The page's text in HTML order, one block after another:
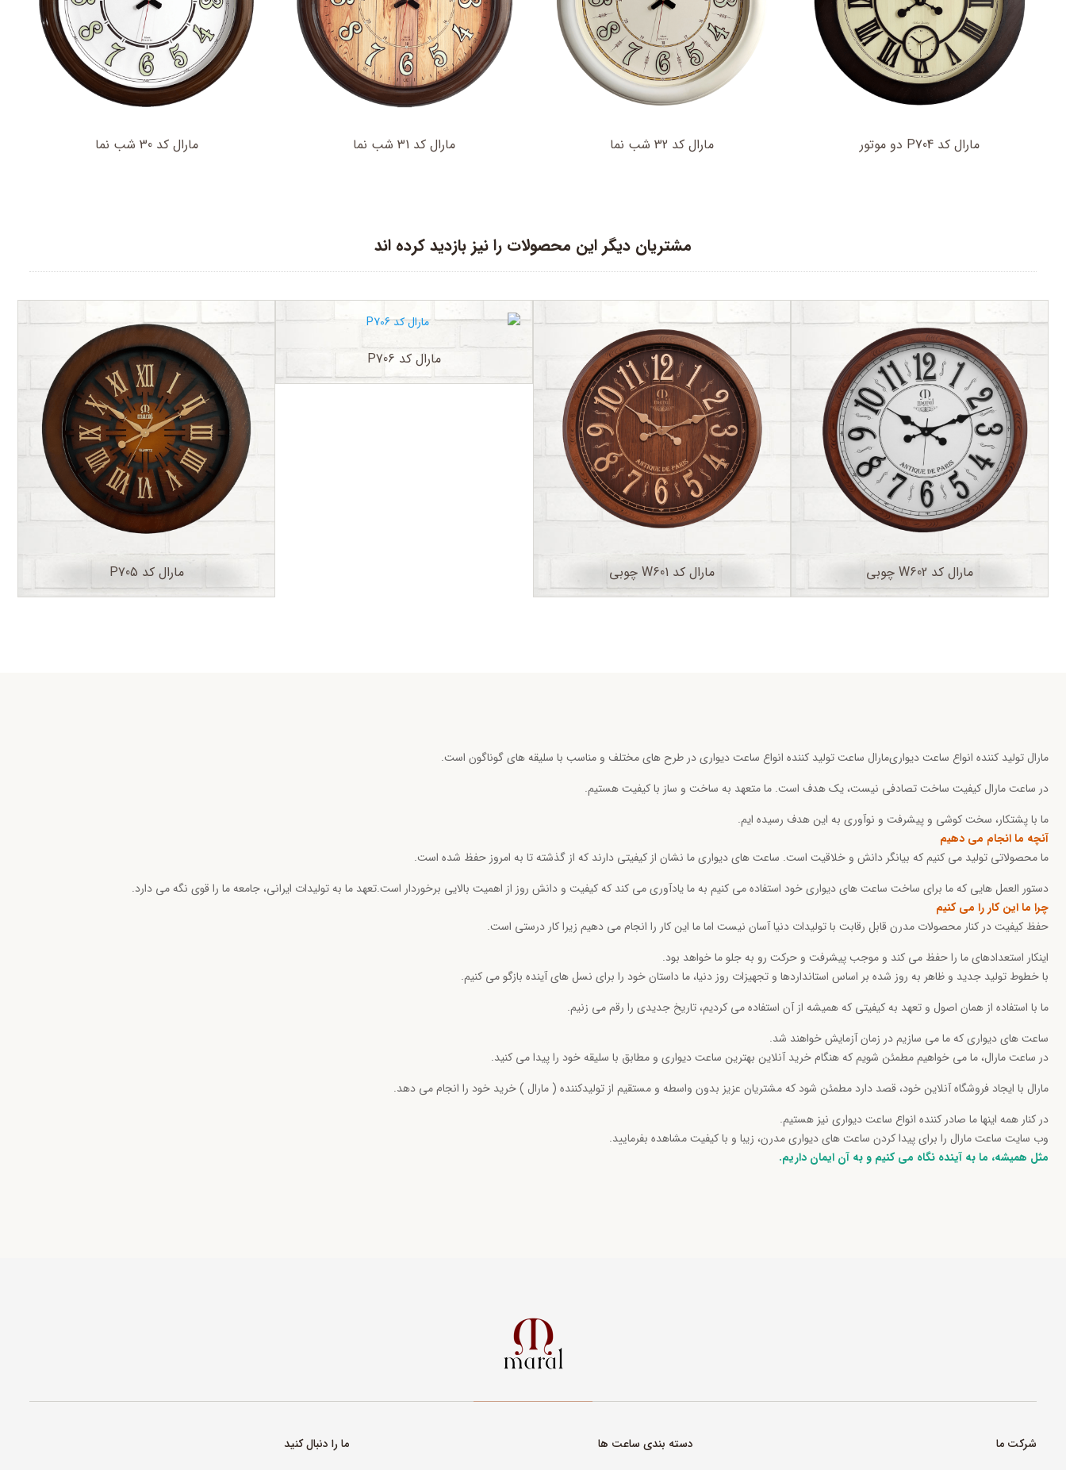
مارال کد 30 شب نما مارال کد 31 شب نما مارال کد 32 شب نما مارال کد P704 دو موتور
مشتریان دیگر این محصولات را نیز بازدید کرده اند
مارال کد P705
مارال کد P706
مارال کد W601 چوبی مارال کد W602 چوبی
مارال تولید کننده انواع ساعت دیواریمارال ساعت تولید کننده انواع ساعت دیواری در طرح های مختلف و مناسب با سلیقه های گوناگون است.
در ساعت مارال کیفیت ساخت تصادفی نیست، یک هدف است. ما متعهد به ساخت و ساز با کیفیت هستیم.
ما با پشتکار، سخت کوشی و پیشرفت و نوآوری به این هدف رسیده ایم.
آنچه ما انجام می دهیم
ما محصولاتی تولید می کنیم که بیانگر دانش و خلاقیت است. ساعت های دیواری ما نشان از کیفیتی دارند که از گذشته تا به امروز حفظ شده است.
دستور العمل هایی که ما برای ساخت ساعت های دیواری خود استفاده می کنیم به ما یادآوری می کند که کیفیت و دانش روز از اهمیت بالایی برخوردار است.
چرا ما این کار را می کنیم
حفظ کیفیت در کنار محصولات مدرن قابل رقابت با تولیدات دنیا آسان نیست اما ما این کار را انجام می دهیم زیرا کار درستی است.
تعهد ما به تولیدات ایرانی، جامعه ما را قوی نگه می دارد.
اینکار استعدادهای ما را حفظ می کند و موجب پیشرفت و حرکت رو به جلو ما خواهد بود.
با خطوط تولید جدید و ظاهر به روز شده بر اساس استانداردها و تجهیزات روز دنیا، ما داستان خود را برای نسل های آینده بازگو می کنیم.
ما با استفاده از همان اصول و تعهد به کیفیتی که همیشه از آن استفاده می کردیم، تاریخ جدیدی را رقم می زنیم.
ساعت های دیواری که ما می سازیم در زمان آزمایش خواهند شد.
در ساعت مارال، ما می خواهیم مطمئن شویم که هنگام خرید آنلاین بهترین ساعت دیواری و مطابق با سلیقه خود را پیدا می کنید.
مارال با ایجاد فروشگاه آنلاین خود، قصد دارد مطمئن شود که مشتریان عزیز بدون واسطه و مستقیم از تولیدکننده ( مارال ) خرید خود را انجام می دهد.
در کنار همه اینها ما صادر کننده انواع ساعت دیواری نیز هستیم.
وب سایت ساعت مارال را برای پیدا کردن ساعت های دیواری مدرن، زیبا و با کیفیت مشاهده بفرمایید.
مثل همیشه، ما به آینده نگاه می کنیم و به آن ایمان داریم.
شرکت ما دسته بندی ساعت ها ما را دنبال کنید